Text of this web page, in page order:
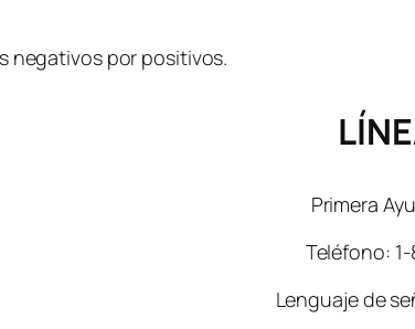
negativos por positivos.
Primera
Teléfono:
Lenguaje de